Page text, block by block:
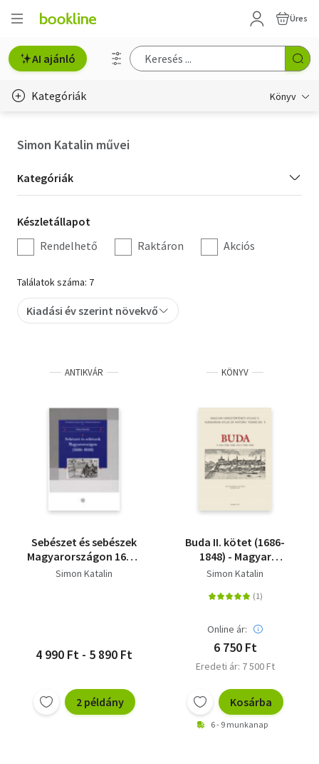
Üres
AI ajánló
Kategóriák Könyv
Hobbi, szabadidő
Irodalom
Művészet
Szakkönyv
Tankönyv, segédkönyv
Társadalomtudomány
Természettudomány
Történelem
Simon Katalin művei
Kategória
szűrés
Kategóriák
Készletállapot
szűrés
Készletállapot
Rendelhető
Raktáron Akciós
Találatok száma: 7
Kiadási év szerint növekvő
ANTIKVÁR
Sebészet és sebészek
Magyarországon 1686-
1848
Simon Katalin
4 990 Ft - 5 890 Ft
2 példány
KÖNYV
Buda II. kötet (1686-
1848) - Magyar
Várostörténeti Atlasz
Simon Katalin
Online ár:
6 750 Ft
Eredeti ár: 7 500 Ft
Kosárba
6 - 9 munkanap